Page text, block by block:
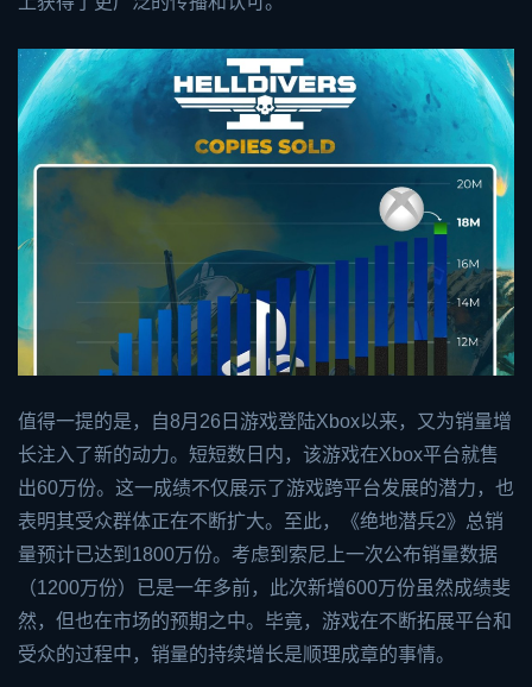
值得一提的是，自8月26日游戏登陆Xbox以来，又为销量增
长注入了新的动力。短短数日内，该游戏在Xbox平台就售
出60万份。这一成绩不仅展示了游戏跨平台发展的潜力，也
表明其受众群体正在不断扩大。至此，《绝地潜兵2》总销
量预计已达到1800万份。考虑到索尼上一次公布销量数据
（1200万份）已是一年多前，此次新增600万份虽然成绩斐
然，但也在市场的预期之中。毕竟，游戏在不断拓展平台和
受众的过程中，销量的持续增长是顺理成章的事情。